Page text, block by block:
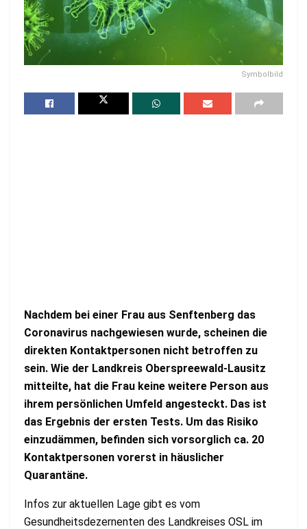
Symbolbild
Nachdem bei einer Frau aus Senftenberg das
Coronavirus nachgewiesen wurde, scheinen die
direkten Kontaktpersonen nicht betroffen zu
sein. Wie der Landkreis Oberspreewald-Lausitz
mitteilte, hat die Frau keine weitere Person aus
ihrem persönlichen Umfeld angesteckt. Das ist
das Ergebnis der ersten Tests. Um das Risiko
einzudämmen, befinden sich vorsorglich ca. 20
Kontaktpersonen vorerst in häuslicher
Quarantäne.
Infos zur aktuellen Lage gibt es vom
Gesundheitsdezernenten des Landkreises OSL im